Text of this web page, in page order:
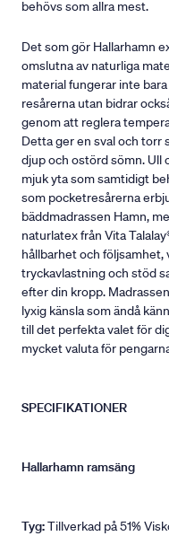
behövs som allra mest.
Det som gör Hallarhamn
omslutna av naturliga
material fungerar inte
resårerna utan bidrar
genom att reglera
Detta ger en sval och torr
djup och ostörd sömn. Ull
mjuk yta som samtidigt
som pocketresårerna
bäddmadrassen Hamn,
naturlatex från Vita
hållbarhet och
tryckavlastning och stöd
efter din kropp.
lyxig känsla som ändå
till det perfekta valet för
mycket valuta för
SPECIFIKATIONER
Hallarhamn ramsäng
Tyg:Tillverkad på 51%